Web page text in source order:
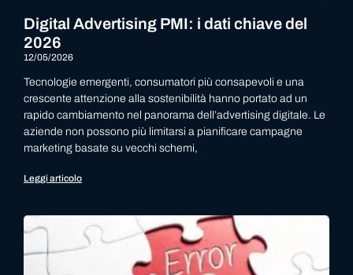
Digital Advertising PMI: i dati chiave del
2026
12/05/2026
Tecnologie emergenti, consumatori più consapevoli e una
crescente attenzione alla sostenibilità hanno portato ad un
rapido cambiamento nel panorama dell’advertising digitale. Le
aziende non possono più limitarsi a pianificare campagne
marketing basate su vecchi schemi,
Leggi articolo